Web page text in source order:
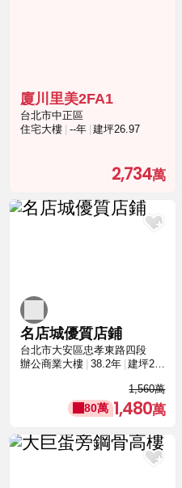
廈川里美2FA1
台北市中正區
住宅大樓
--年 建坪26.97
2,734
名店城優質店鋪
台北市大安區忠孝東路四段
辦公商業大樓
38.2年 建坪21.14
1,560萬
80萬 1,480